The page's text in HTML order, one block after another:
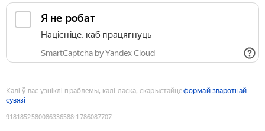
Я не робат
Націсніце, каб працягнуць
SmartCaptcha by Yandex Cloud
Калі ў вас узніклі праблемы, калі ласка, скарыстайцеформай зваротнай
сувязі
9181852580086336588:1786087707